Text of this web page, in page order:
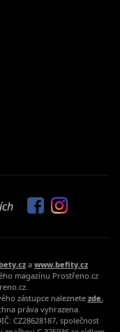
a www.befity.cz
magazínu Prostřeno.cz
zástupce naleznete zde.
práva vyhrazena.
CZ28628187, společnost